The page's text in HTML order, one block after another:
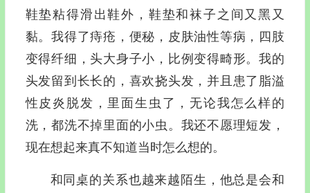
鞋垫粘得滑出鞋外，鞋垫和袜子之间又黑又
黏。我得了痔疮，便秘，皮肤油性等病，四肢
变得纤细，头大身子小，比例变得畸形。我的
头发留到长长的，喜欢挠头发，并且患了脂溢
性皮炎脱发，里面生虫了，无论我怎么样的
洗，都洗不掉里面的小虫。我还不愿理短发，
现在想起来真不知道当时怎么想的。
和同桌的关系也越来越陌生，他总是会和